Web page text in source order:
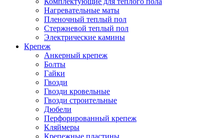
Нагревательные маты
Пленочный теплый пол
Стержневой теплый пол
Электрические камины
Крепеж
Анкерный крепеж
Болты
Гайки
Гвозди
Гвозди кровельные
Гвозди строительные
Дюбели
Перфорированный крепеж
Кляймеры
Крепежные пластины